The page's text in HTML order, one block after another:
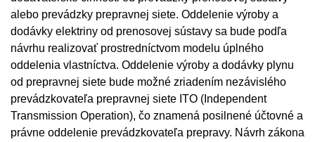
alebo prevádzky prepravnej siete. Oddelenie výroby a
dodávky elektriny od prenosovej sústavy sa bude podľa
návrhu realizovať prostredníctvom modelu úplného
oddelenia vlastníctva. Oddelenie výroby a dodávky plynu
od prepravnej siete bude možné zriadením nezávislého
prevádzkovateľa prepravnej siete ITO (Independent
Transmission Operation), čo znamená posilnené účtovné a
právne oddelenie prevádzkovateľa prepravy. Návrh zákona